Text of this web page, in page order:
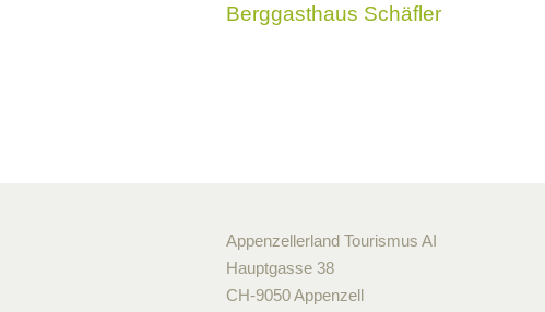
Berggasthaus Schäfler
Appenzellerland Tourismus AI
Hauptgasse 38
CH-9050 Appenzell